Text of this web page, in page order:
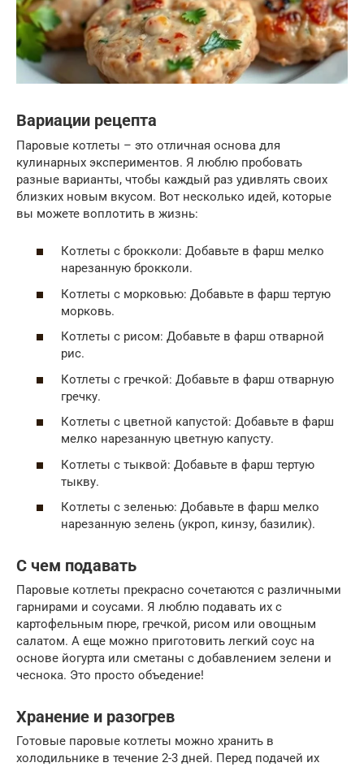
Вариации рецепта
Паровые котлеты – это отличная основа для
кулинарных экспериментов. Я люблю пробовать
разные варианты, чтобы каждый раз удивлять своих
близких новым вкусом. Вот несколько идей, которые
вы можете воплотить в жизнь:
Котлеты с брокколи: Добавьте в фарш мелко
нарезанную брокколи.
Котлеты с морковью: Добавьте в фарш тертую
морковь.
Котлеты с рисом: Добавьте в фарш отварной
рис.
Котлеты с гречкой: Добавьте в фарш отварную
гречку.
Котлеты с цветной капустой: Добавьте в фарш
мелко нарезанную цветную капусту.
Котлеты с тыквой: Добавьте в фарш тертую
тыкву.
Котлеты с зеленью: Добавьте в фарш мелко
нарезанную зелень (укроп, кинзу, базилик).
С чем подавать
Паровые котлеты прекрасно сочетаются с различными
гарнирами и соусами. Я люблю подавать их с
картофельным пюре, гречкой, рисом или овощным
салатом. А еще можно приготовить легкий соус на
основе йогурта или сметаны с добавлением зелени и
чеснока. Это просто объедение!
Хранение и разогрев
Готовые паровые котлеты можно хранить в
холодильнике в течение 2-3 дней. Перед подачей их